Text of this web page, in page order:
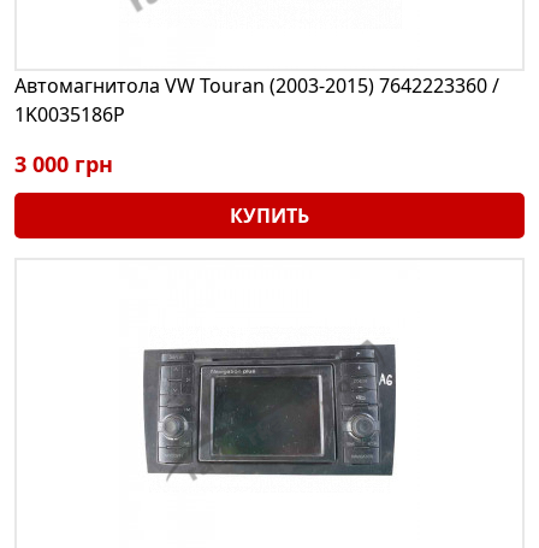
Автомагнитола VW Touran (2003-2015) 7642223360 /
1K0035186P
3 000 грн
КУПИТЬ